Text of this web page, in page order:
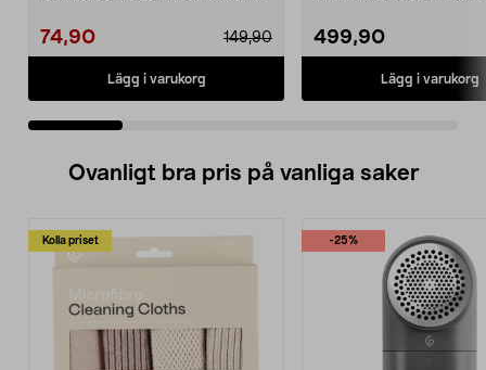
74,90 149,90
Lägg i varukorg
499,90
Lägg i varukorg
Ovanligt bra pris på vanliga saker
Kolla priset -25%